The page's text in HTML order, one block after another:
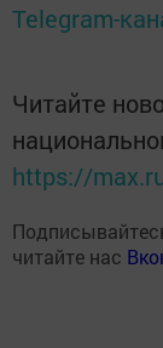
Telegram-
Читайте
https://
читайте нас